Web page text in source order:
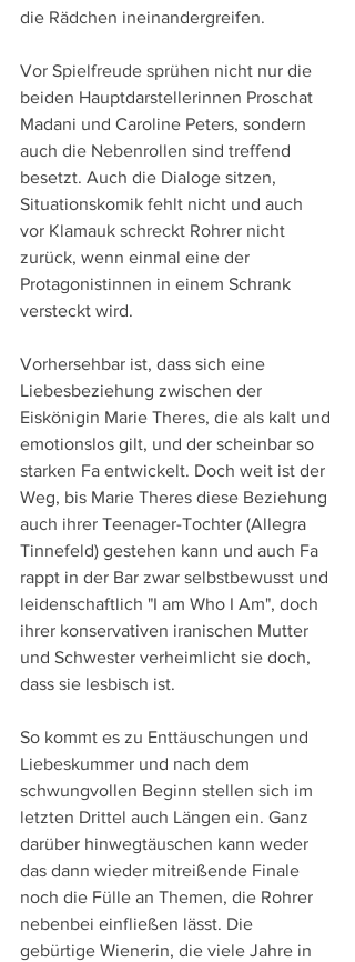
die Rädchen ineinandergreifen.
Vor Spielfreude sprühen nicht nur die
beiden Hauptdarstellerinnen Proschat
Madani und Caroline Peters, sondern
auch die Nebenrollen sind treffend
besetzt. Auch die Dialoge sitzen,
Situationskomik fehlt nicht und auch
vor Klamauk schreckt Rohrer nicht
zurück, wenn einmal eine der
Protagonistinnen in einem Schrank
versteckt wird.
Vorhersehbar ist, dass sich eine
Liebesbeziehung zwischen der
Eiskönigin Marie Theres, die als kalt und
emotionslos gilt, und der scheinbar so
starken Fa entwickelt. Doch weit ist der
Weg, bis Marie Theres diese Beziehung
auch ihrer Teenager-Tochter (Allegra
Tinnefeld) gestehen kann und auch Fa
rappt in der Bar zwar selbstbewusst und
leidenschaftlich "I am Who I Am", doch
ihrer konservativen iranischen Mutter
und Schwester verheimlicht sie doch,
dass sie lesbisch ist.
So kommt es zu Enttäuschungen und
Liebeskummer und nach dem
schwungvollen Beginn stellen sich im
letzten Drittel auch Längen ein. Ganz
darüber hinwegtäuschen kann weder
das dann wieder mitreißende Finale
noch die Fülle an Themen, die Rohrer
nebenbei einfließen lässt. Die
gebürtige Wienerin, die viele Jahre in